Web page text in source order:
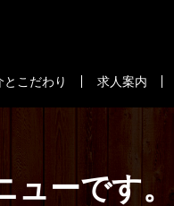
とこだわり 求人案内
ューです。